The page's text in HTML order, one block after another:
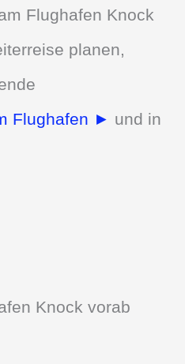
Flughafen Knock
planen,
Flughafen ► und in
Knock vorab